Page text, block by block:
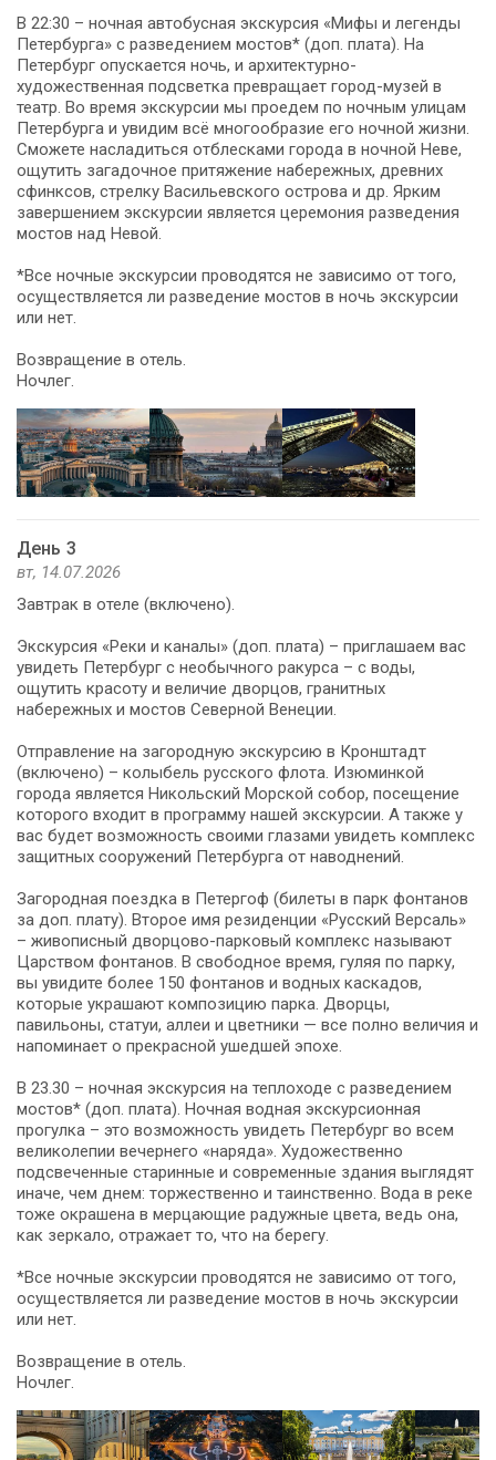
В 22:30 – ночная автобусная экскурсия «Мифы и легенды
Петербурга» с разведением мостов* (доп. плата). На
Петербург опускается ночь, и архитектурно-
художественная подсветка превращает город-музей в
театр. Во время экскурсии мы проедем по ночным улицам
Петербурга и увидим всё многообразие его ночной жизни.
Сможете насладиться отблесками города в ночной Неве,
ощутить загадочное притяжение набережных, древних
сфинксов, стрелку Васильевского острова и др. Ярким
завершением экскурсии является церемония разведения
мостов над Невой.
*Все ночные экскурсии проводятся не зависимо от того,
осуществляется ли разведение мостов в ночь экскурсии
или нет.
Возвращение в отель.
Ночлег.
День 3
вт, 14.07.2026
Завтрак в отеле (включено).
Экскурсия «Реки и каналы» (доп. плата) – приглашаем вас
увидеть Петербург с необычного ракурса – с воды,
ощутить красоту и величие дворцов, гранитных
набережных и мостов Северной Венеции.
Отправление на загородную экскурсию в Кронштадт
(включено) – колыбель русского флота. Изюминкой
города является Никольский Морской собор, посещение
которого входит в программу нашей экскурсии. А также у
вас будет возможность своими глазами увидеть комплекс
защитных сооружений Петербурга от наводнений.
Загородная поездка в Петергоф (билеты в парк фонтанов
за доп. плату). Второе имя резиденции «Русский Версаль»
– живописный дворцово-парковый комплекс называют
Царством фонтанов. В свободное время, гуляя по парку,
вы увидите более 150 фонтанов и водных каскадов,
которые украшают композицию парка. Дворцы,
павильоны, статуи, аллеи и цветники — все полно величия и
напоминает о прекрасной ушедшей эпохе.
В 23.30 – ночная экскурсия на теплоходе с разведением
мостов* (доп. плата). Ночная водная экскурсионная
прогулка – это возможность увидеть Петербург во всем
великолепии вечернего «наряда». Художественно
подсвеченные старинные и современные здания выглядят
иначе, чем днем: торжественно и таинственно. Вода в реке
тоже окрашена в мерцающие радужные цвета, ведь она,
как зеркало, отражает то, что на берегу.
*Все ночные экскурсии проводятся не зависимо от того,
осуществляется ли разведение мостов в ночь экскурсии
или нет.
Возвращение в отель.
Ночлег.